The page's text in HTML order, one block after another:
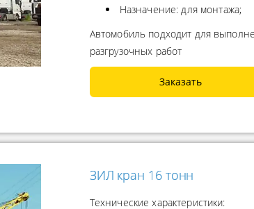
Назначение: для монтажа;
Автомобиль подходит для
разгрузочных работ
Заказать
ЗИЛ кран 16 тонн
Технические характеристики: